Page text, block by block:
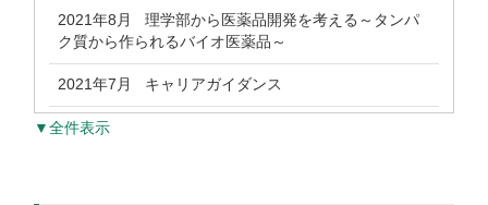
2021年8月
理学部から医薬品開発を考える～タンパ
ク質から作られるバイオ医薬品～
2021年7月 キャリアガイダンス
▼全件表示